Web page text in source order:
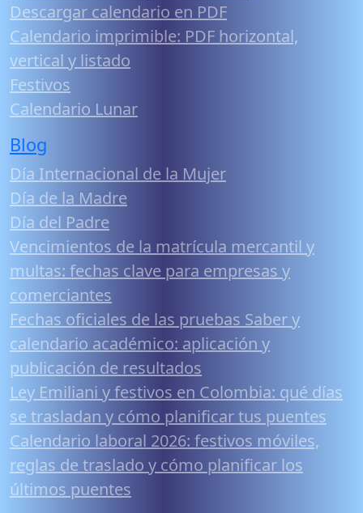
Descargar calendario en PDF
Calendario imprimible: PDF horizontal,
vertical y listado
Festivos
Calendario Lunar
Blog
Día Internacional de la Mujer
Día de la Madre
Día del Padre
Vencimientos de la matrícula mercantil y
multas: fechas clave para empresas y
comerciantes
Fechas oficiales de las pruebas Saber y
calendario académico: aplicación y
publicación de resultados
Ley Emiliani y festivos en Colombia: qué días
se trasladan y cómo planificar tus puentes
Calendario laboral 2026: festivos móviles,
reglas de traslado y cómo planificar los
últimos puentes